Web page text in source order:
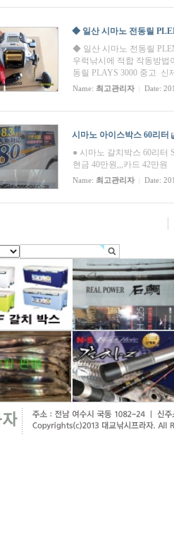
◆ 일산 시마노 전동릴
◆ 일산 시마노 전동릴
우럭낚시에 적합 작동방
동릴 PLAYS 3000 중고
Name: 최고관리자 Date:
시마노 아이스박스 60리터
● 시마노 갈치박스 60리터
현금 40만원,,,카드 42만원
Name: 최고관리자 Date: